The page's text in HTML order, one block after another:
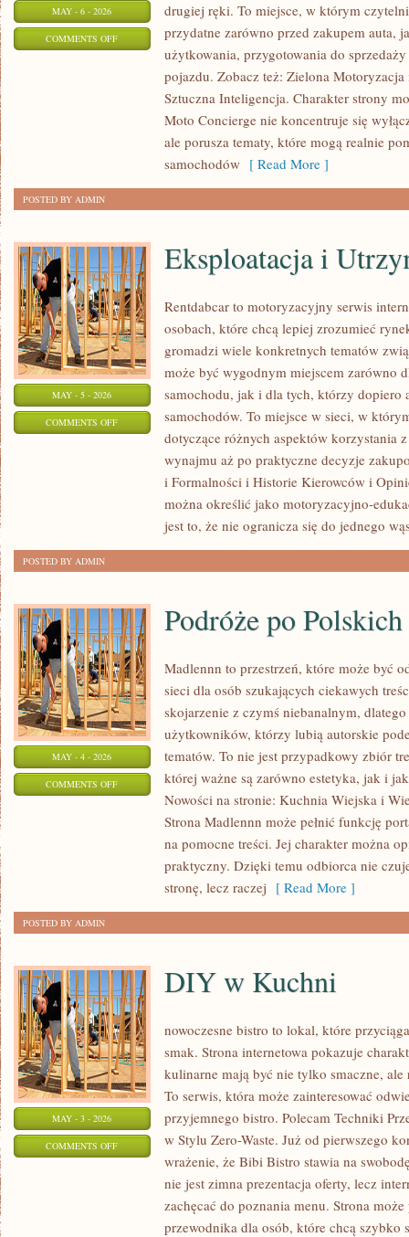
MAY - 6 - 2026
COMMENTS OFFON
MOTORYZACJA
drugiej ręki. To miejsce, w którym
przydatne zarówno przed zakupem auta,
użytkowania, przygotowania do
pojazdu. Zobacz też: Zielona
Sztuczna Inteligencja. Charakter strony
Moto Concierge nie koncentruje się
ale porusza tematy, które mogą realnie
samochodów [ Read More ]
POSTED BY ADMIN
MAY - 5 - 2026
COMMENTS OFFON
EKSPLOATACJA
UTRZYMANIE
Eksploatacja i
Rentdabcar to motoryzacyjny serwis
osobach, które chcą lepiej zrozumieć
gromadzi wiele konkretnych tematów
może być wygodnym miejscem zarówno
samochodu, jak i dla tych, którzy dopiero
samochodów. To miejsce w sieci, w
dotyczące różnych aspektów korzystania
wynajmu aż po praktyczne decyzje
i Formalności i Historie Kierowców i
można określić jako motoryzacyjno-
jest to, że nie ogranicza się do jednego
POSTED BY ADMIN
MAY - 4 - 2026
COMMENTS OFFON
WIOSKACH
Podróże po
Madlennn to przestrzeń, które może być
sieci dla osób szukających ciekawych
skojarzenie z czymś niebanalnym,
użytkowników, którzy lubią autorskie
tematów. To nie jest przypadkowy zbiór
której ważne są zarówno estetyka, jak i
Nowości na stronie: Kuchnia Wiejska i
Strona Madlennn może pełnić funkcję
na pomocne treści. Jej charakter można
praktyczny. Dzięki temu odbiorca nie
stronę, lecz raczej [ Read More ]
POSTED BY ADMIN
MAY - 3 - 2026
COMMENTS OFFON
DIY w Kuchni
nowoczesne bistro to lokal, które
smak. Strona internetowa pokazuje
kulinarne mają być nie tylko smaczne, ale
To serwis, która może zainteresować
przyjemnego bistro. Polecam Techniki
w Stylu Zero-Waste. Już od pierwszego
wrażenie, że Bibi Bistro stawia na
nie jest zimna prezentacja oferty, lecz
zachęcać do poznania menu. Strona
przewodnika dla osób, które chcą szybko